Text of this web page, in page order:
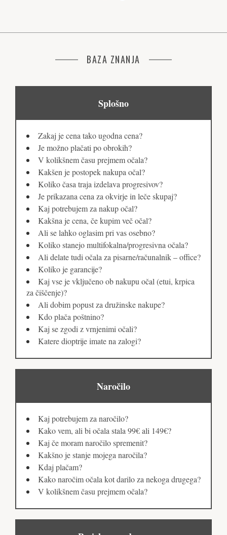
BAZA ZNANJA
Splošno
Zakaj je cena tako ugodna cena?
Je možno plačati po obrokih?
V kolikšnem času prejmem očala?
Kakšen je postopek nakupa očal?
Koliko časa traja izdelava progresivov?
Je prikazana cena za okvirje in leče skupaj?
Kaj potrebujem za nakup očal?
Kakšna je cena, če kupim več očal?
Ali se lahko oglasim pri vas osebno?
Koliko stanejo multifokalna/progresivna očala?
Ali delate tudi očala za pisarne/računalnik – office?
Koliko je garancije?
Kaj vse je vključeno ob nakupu očal (etui, krpica
za čiščenje)?
Ali dobim popust za družinske nakupe?
Kdo plača poštnino?
Kaj se zgodi z vrnjenimi očali?
Katere dioptrije imate na zalogi?
Naročilo
Kaj potrebujem za naročilo?
Kako vem, ali bi očala stala 99€ ali 149€?
Kaj če moram naročilo spremenit?
Kakšno je stanje mojega naročila?
Kdaj plačam?
Kako naročim očala kot darilo za nekoga drugega?
V kolikšnem času prejmem očala?